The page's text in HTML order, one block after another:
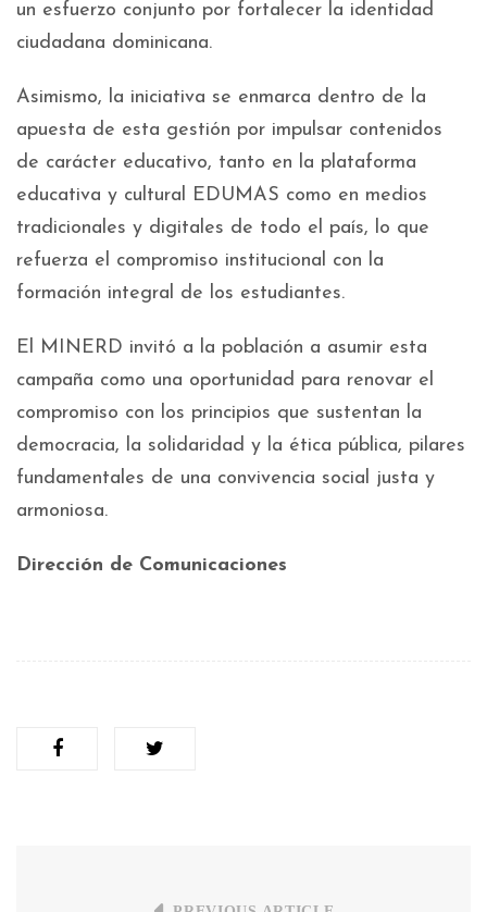
un esfuerzo conjunto por fortalecer la identidad
ciudadana dominicana.
Asimismo, la iniciativa se enmarca dentro de la
apuesta de esta gestión por impulsar contenidos
de carácter educativo, tanto en la plataforma
educativa y cultural EDUMAS como en medios
tradicionales y digitales de todo el país, lo que
refuerza el compromiso institucional con la
formación integral de los estudiantes.
El MINERD invitó a la población a asumir esta
campaña como una oportunidad para renovar el
compromiso con los principios que sustentan la
democracia, la solidaridad y la ética pública, pilares
fundamentales de una convivencia social justa y
armoniosa.
Dirección de Comunicaciones